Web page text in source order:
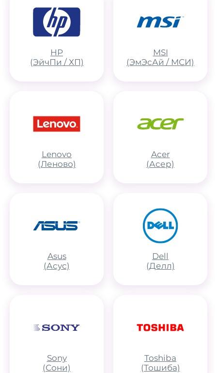
HP
(ЭйчПи / ХП)
MSI
(ЭмЭсАй / МСИ)
Lenovo
(Леново)
Acer
(Асер)
Asus
(Асус)
Dell
(Делл)
Sony
(Сони)
Toshiba
(Тошиба)